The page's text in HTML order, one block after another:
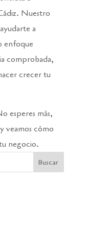
Nuestro
a
enfoque
comprobada,
crecer tu
esperes más,
veamos cómo
negocio.